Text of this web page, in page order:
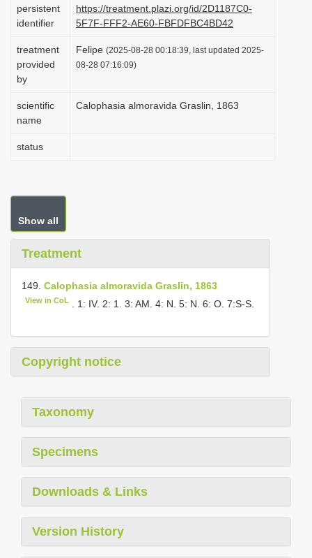
persistent
identifier
https://treatment.plazi.org/id/2D1187C0-
5F7F-FFF2-AE60-FBFDFBC4BD42
treatment
provided
by
Felipe (2025-08-28 00:18:39, last updated 2025-
08-28 07:16:09)
scientific
name
Calophasia almoravida Graslin, 1863
status
Show all
Treatment
149. Calophasia almoravida Graslin, 1863
View in CoL . 1: IV. 2: 1. 3: AM. 4: N. 5: N. 6: O. 7:S-S.
Copyright notice
Taxonomy
Specimens
Downloads & Links
Version History